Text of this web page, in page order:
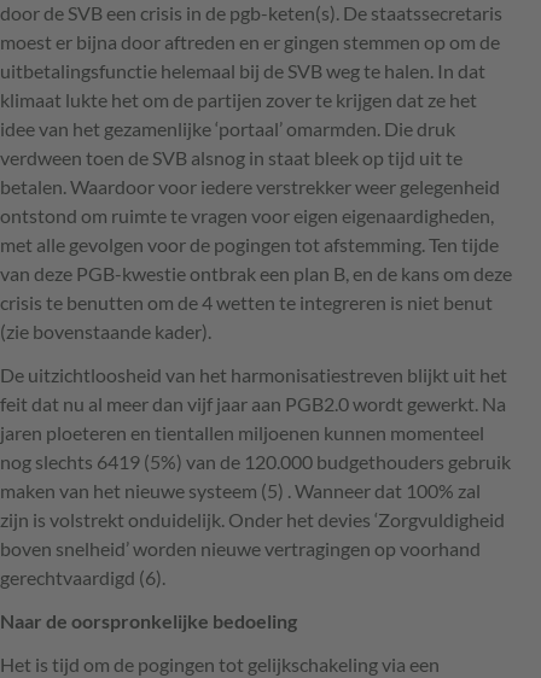
door de SVB een crisis in de pgb-keten(s). De staatssecretaris
moest er bijna door aftreden en er gingen stemmen op om de
uitbetalingsfunctie helemaal bij de SVBweg te halen. In dat
klimaat lukte het om de partijen zover te krijgen dat ze het
idee van het gezamenlijke ‘portaal’ omarmden. Die druk
verdween toen de SVB alsnog in staat bleek op tijd uit te
betalen. Waardoor voor iedere verstrekker weer gelegenheid
ontstond om ruimte te vragen voor eigen eigenaardigheden,
met alle gevolgen voor de pogingen tot afstemming. Ten tijde
van deze PGB-kwestie ontbrak een plan B, en de kans om deze
crisis te benutten om de 4 wetten te integreren is niet benut
(zie bovenstaande kader).
De uitzichtloosheid van het harmonisatiestreven blijkt uit het
feit dat nu al meer dan vijf jaar aan PGB2.0 wordt gewerkt. Na
jaren ploeteren en tientallen miljoenen kunnen momenteel
nog slechts 6419 (5%) van de 120.000 budgethouders gebruik
maken van het nieuwe systeem (5) . Wanneer dat 100% zal
zijn is volstrekt onduidelijk. Onder het devies ‘Zorgvuldigheid
boven snelheid’ worden nieuwe vertragingen op voorhand
gerechtvaardigd (6).
Naar de oorspronkelijke bedoeling
Het is tijd om de pogingen tot gelijkschakeling via een